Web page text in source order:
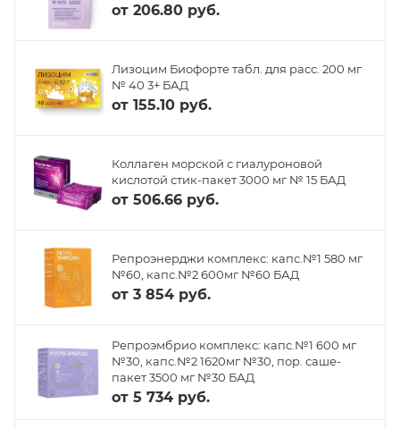
от 206.80 руб.
Лизоцим Биофорте табл. для расс. 200 мг
№ 40 3+ БАД
от 155.10 руб.
Коллаген морской с гиалуроновой
кислотой стик-пакет 3000 мг № 15 БАД
от 506.66 руб.
Репроэнерджи комплекс: капс.№1 580 мг
№60, капс.№2 600мг №60 БАД
от 3 854 руб.
Репроэмбрио комплекс: капс.№1 600 мг
№30, капс.№2 1620мг №30, пор. саше-
пакет 3500 мг №30 БАД
от 5 734 руб.